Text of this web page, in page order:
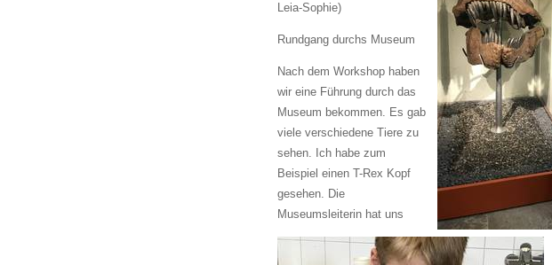
Leia-Sophie)
Rundgang durchs Museum
Nach dem Workshop haben
wir eine Führung durch das
Museum bekommen. Es gab
viele verschiedene Tiere zu
sehen. Ich habe zum
Beispiel einen T-Rex Kopf
gesehen. Die
Museumsleiterin hat uns